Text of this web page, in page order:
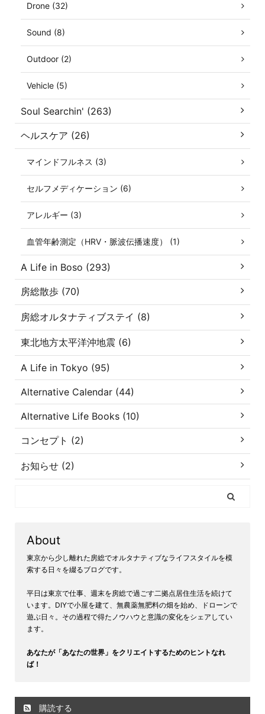
Drone (32)
Sound (8)
Outdoor (2)
Vehicle (5)
Soul Searchin' (263)
ヘルスケア (26)
マインドフルネス (3)
セルフメディケーション (6)
アレルギー (3)
血管年齢測定（HRV・脈波伝播速度） (1)
A Life in Boso (293)
房総散歩 (70)
房総オルタナティブステイ (8)
東北地方太平洋沖地震 (6)
A Life in Tokyo (95)
Alternative Calendar (44)
Alternative Life Books (10)
コンセプト (2)
お知らせ (2)
About
東京から少し離れた房総でオルタナティブなライフスタイルを模
索する日々を綴るブログです。
平日は東京で仕事、週末を房総で過ごす二拠点居住生活を続けて
います。DIYで小屋を建て、無農薬無肥料の畑を始め、ドローンで
遊ぶ日々。その過程で得たノウハウと意識の変化をシェアしてい
ます。
あなたが「あなたの世界」をクリエイトするためのヒントなれ
ば！
購読する